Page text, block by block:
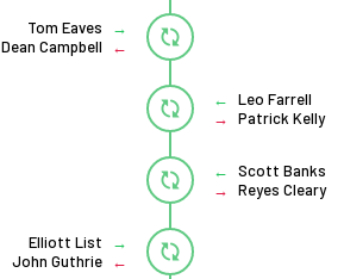
Tom Eaves
Dean Campbell
Leo Farrell
Patrick Kelly
Scott Banks
Reyes Cleary
Elliott List
John Guthrie